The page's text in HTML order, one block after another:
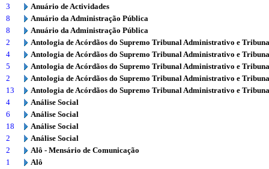
3
Anuário de Actividades
8
Anuário da Administração Pública
8
Anuário da Administração Pública
2
Antologia de Acórdãos do Supremo Tribunal Administrativo e
4
Antologia de Acórdãos do Supremo Tribunal Administrativo e
5
Antologia de Acórdãos do Supremo Tribunal Administrativo e
2
Antologia de Acórdãos do Supremo Tribunal Administrativo e
13
Antologia de Acórdãos do Supremo Tribunal Administrativo e
4
Análise Social
6
Análise Social
18
Análise Social
2
Análise Social
2
Alô - Mensário de Comunicação
1
Alô